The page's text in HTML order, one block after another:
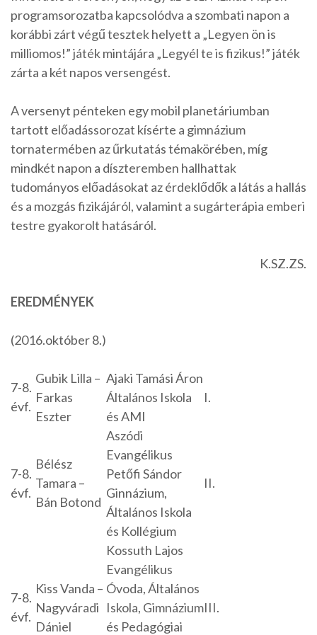
programsorozatba kapcsolódva a szombati napon a
korábbi zárt végű tesztek helyett a „Legyen ön is
milliomos!” játék mintájára „Legyél te is fizikus!” játék
zárta a két napos versengést.
A versenyt pénteken egy mobil planetáriumban
tartott előadássorozat kísérte a gimnázium
tornatermében az űrkutatás témakörében, míg
mindkét napon a díszteremben hallhattak
tudományos előadásokat az érdeklődők a látás a hallás
és a mozgás fizikájáról, valamint a sugárterápia emberi
testre gyakorolt hatásáról.
K.SZ.ZS.
EREDMÉNYEK
(2016.október 8.)
7-8.
évf.
Gubik Lilla –
Farkas
Eszter
Ajaki Tamási Áron
Általános Iskola
és AMI
I.
7-8.
évf.
Bélész
Tamara –
Bán Botond
Aszódi
Evangélikus
Petőfi Sándor
Ginnázium,
Általános Iskola
és Kollégium
II.
7-8.
évf.
Kiss Vanda –
Nagyváradi
Dániel
Kossuth Lajos
Evangélikus
Óvoda, Általános
Iskola, Gimnázium
és Pedagógiai
III.